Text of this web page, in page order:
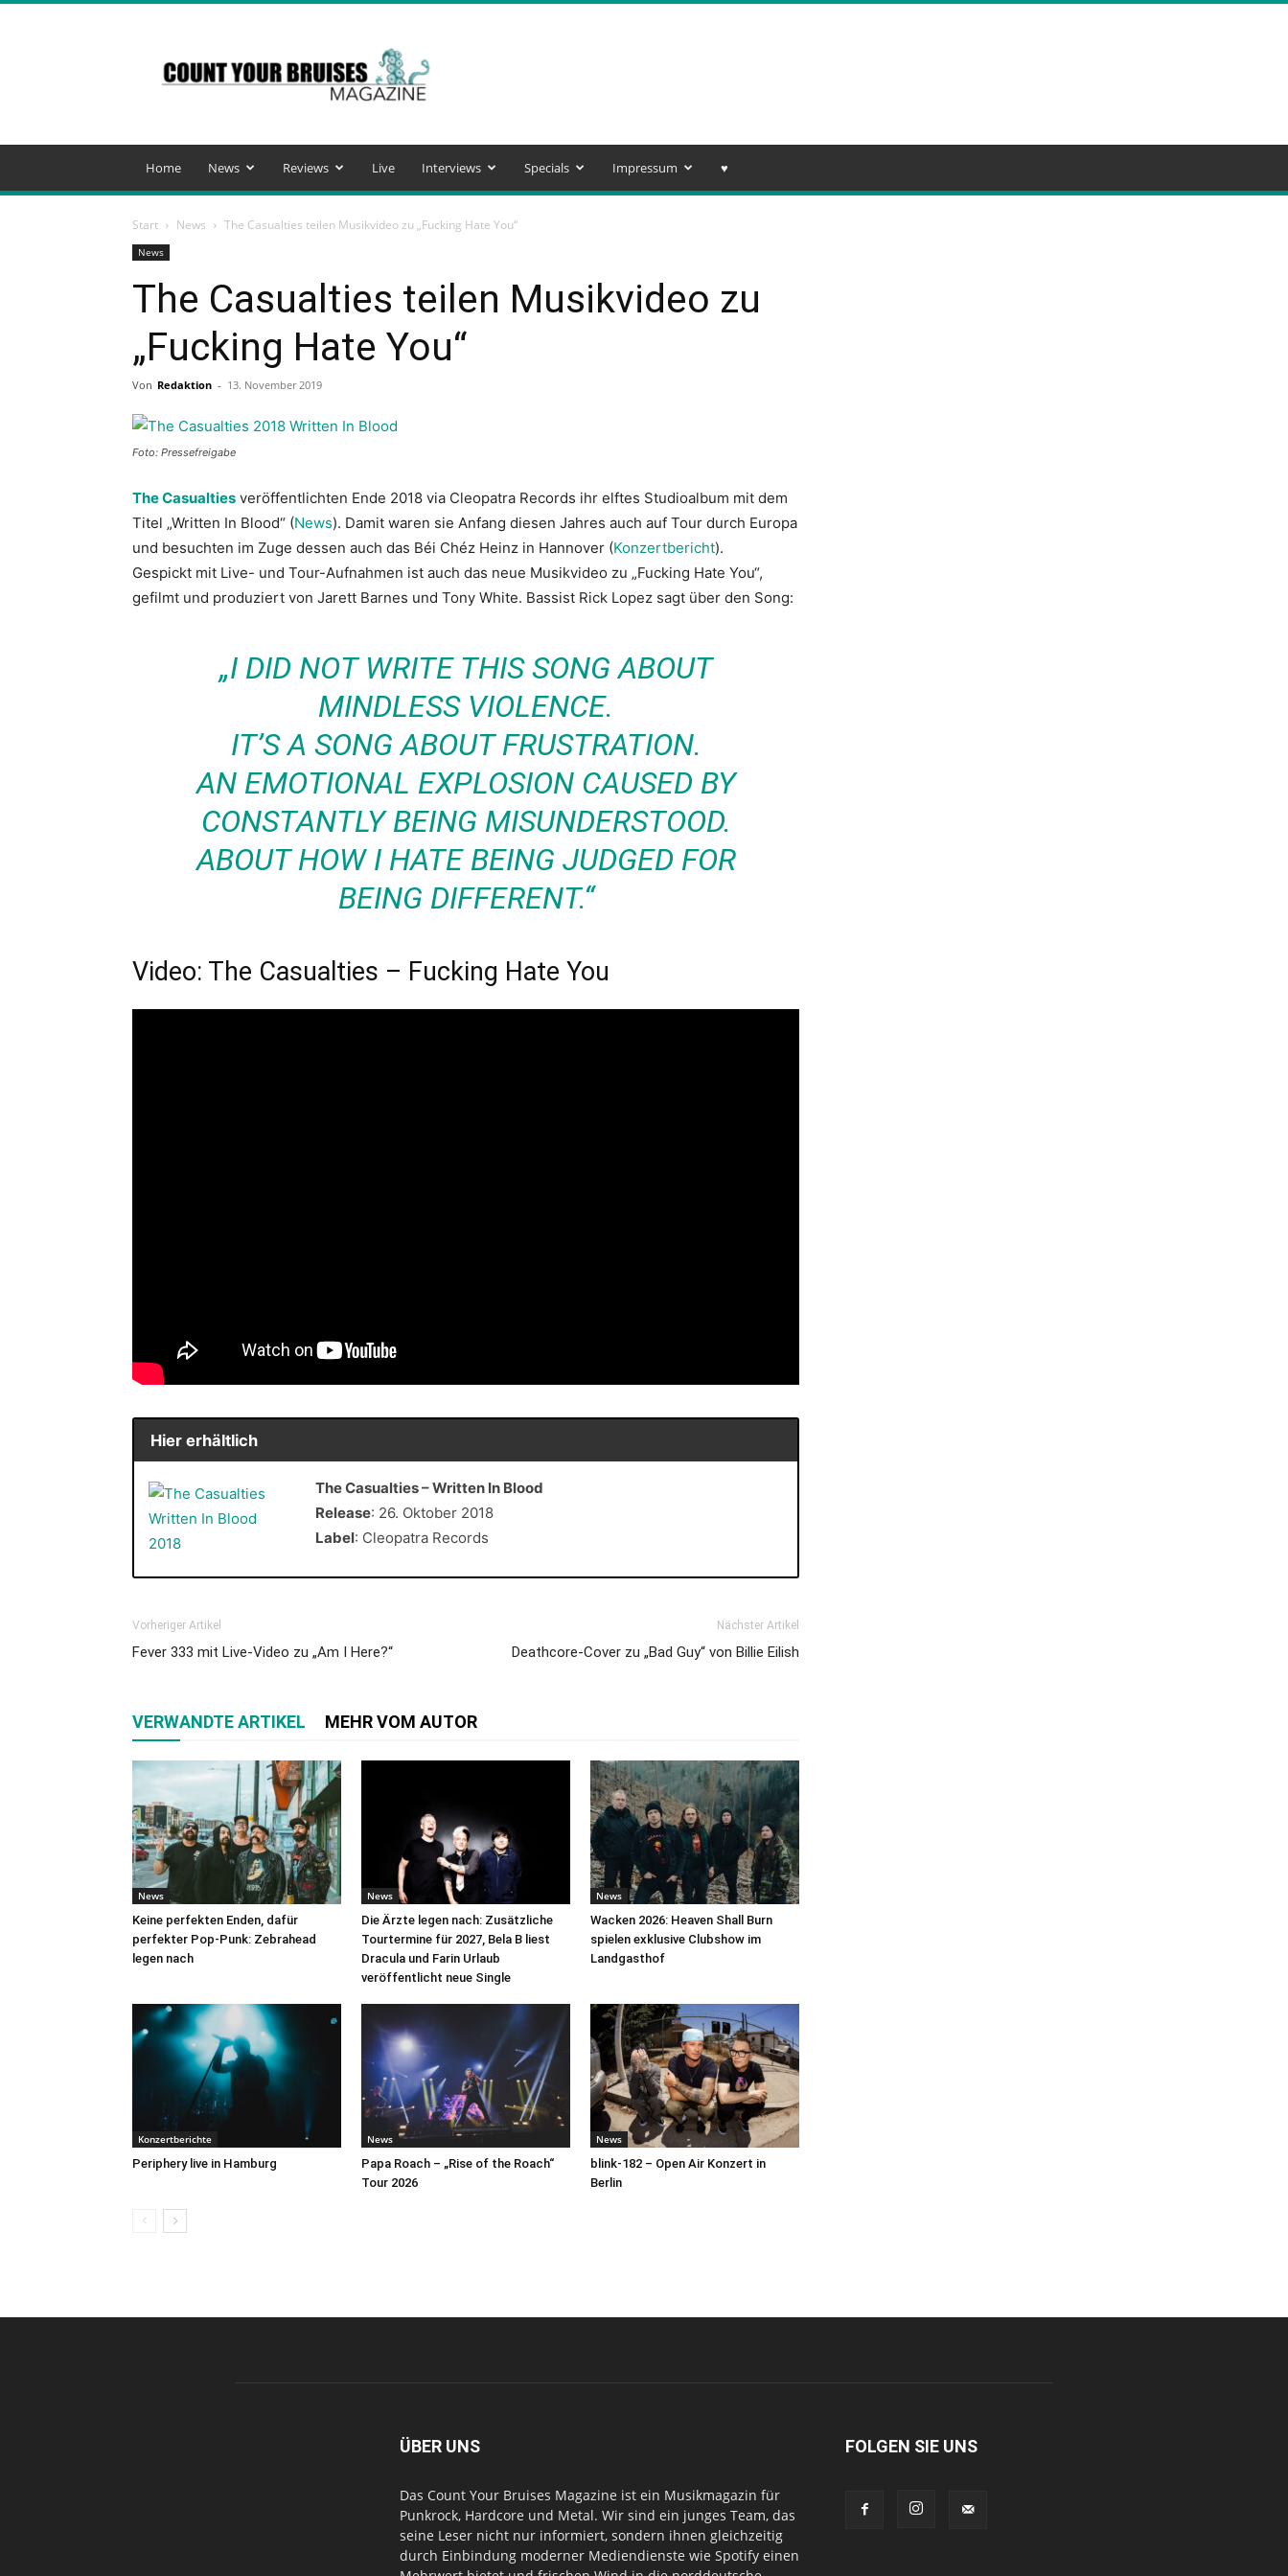
Your
Bruises
Magazine
Home News Reviews Live Interviews Specials Impressum ♥️
Start News The Casualties teilen Musikvideo zu „Fucking Hate You“
News
The Casualties teilen Musikvideo zu
„Fucking Hate You“
Von Redaktion - 13. November 2019
Foto: Pressefreigabe
The Casualties veröffentlichten Ende 2018 via Cleopatra Records ihr elftes Studioalbum mit dem
Titel „Written In Blood“ (News). Damit waren sie Anfang diesen Jahres auch auf Tour durch Europa
und besuchten im Zuge dessen auch das Béi Chéz Heinz in Hannover (Konzertbericht).
Gespickt mit Live- und Tour-Aufnahmen ist auch das neue Musikvideo zu „Fucking Hate You“,
gefilmt und produziert von Jarett Barnes und Tony White. Bassist Rick Lopez sagt über den Song:
„I DID NOT WRITE THIS SONG ABOUT
MINDLESS VIOLENCE.
IT’S A SONG ABOUT FRUSTRATION.
AN EMOTIONAL EXPLOSION CAUSED BY
CONSTANTLY BEING MISUNDERSTOOD.
ABOUT HOW I HATE BEING JUDGED FOR
BEING DIFFERENT.“
Video: The Casualties – Fucking Hate You
Hier erhältlich
The Casualties – Written In Blood
Release: 26. Oktober 2018
Label: Cleopatra Records
Vorheriger Artikel
Fever 333 mit Live-Video zu „Am I Here?“
Nächster Artikel
Deathcore-Cover zu „Bad Guy“ von Billie Eilish
VERWANDTE ARTIKEL MEHR VOM AUTOR
News
Keine perfekten Enden, dafür
perfekter Pop-Punk: Zebrahead
legen nach
News
Die Ärzte legen nach: Zusätzliche
Tourtermine für 2027, Bela B liest
Dracula und Farin Urlaub
veröffentlicht neue Single
News
Wacken 2026: Heaven Shall Burn
spielen exklusive Clubshow im
Landgasthof
Konzertberichte
Periphery live in Hamburg
News
Papa Roach – „Rise of the Roach“
Tour 2026
News
blink-182 – Open Air Konzert in
Berlin
ÜBER UNS
Das Count Your Bruises Magazine ist ein Musikmagazin für
Punkrock, Hardcore und Metal. Wir sind ein junges Team, das
seine Leser nicht nur informiert, sondern ihnen gleichzeitig
durch Einbindung moderner Mediendienste wie Spotify einen
FOLGEN SIE UNS